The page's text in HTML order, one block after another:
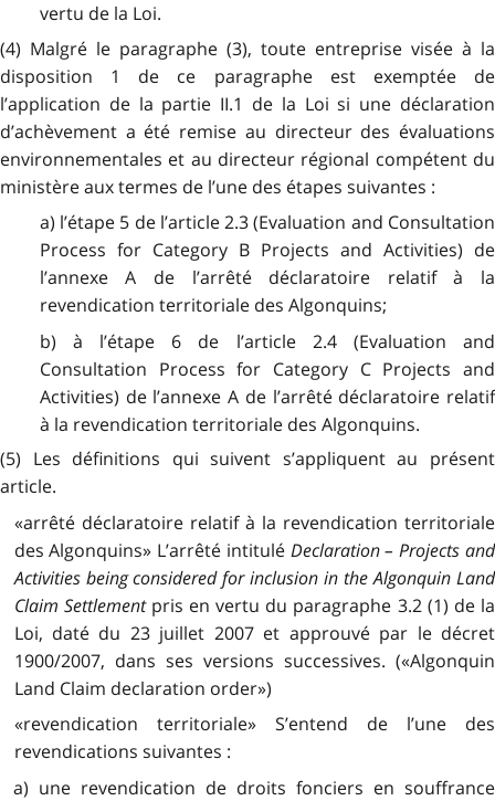
vertu de la Loi.
(4) Malgré le paragraphe (3), toute entreprise visée à la
disposition 1 de ce paragraphe est exemptée de
l’application de la partie II.1 de la Loi si une déclaration
d’achèvement a été remise au directeur des évaluations
environnementales et au directeur régional compétent du
ministère aux termes de l’une des étapes suivantes :
a) l’étape 5 de l’article 2.3 (Evaluation and Consultation
Process for Category B Projects and Activities) de
l’annexe A de l’arrêté déclaratoire relatif à la
revendication territoriale des Algonquins;
b) à l’étape 6 de l’article 2.4 (Evaluation and
Consultation Process for Category C Projects and
Activities) de l’annexe A de l’arrêté déclaratoire relatif
à la revendication territoriale des Algonquins.
(5) Les définitions qui suivent s’appliquent au présent
article.
«arrêté déclaratoire relatif à la revendication territoriale
des Algonquins» L’arrêté intitulé Declaration – Projects and
Activities being considered for inclusion in the Algonquin Land
Claim Settlementpris en vertu du paragraphe 3.2 (1) de la
Loi, daté du 23 juillet 2007 et approuvé par le décret
1900/2007, dans ses versions successives. («Algonquin
Land Claim declaration order»)
«revendication territoriale» S’entend de l’une des
revendications suivantes :
a) une revendication de droits fonciers en souffrance